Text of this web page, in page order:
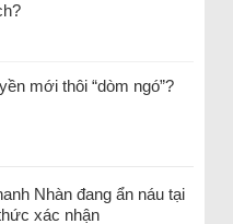
mới thôi “dòm ngó”?
Nhàn đang ẩn náu tại
xác nhận